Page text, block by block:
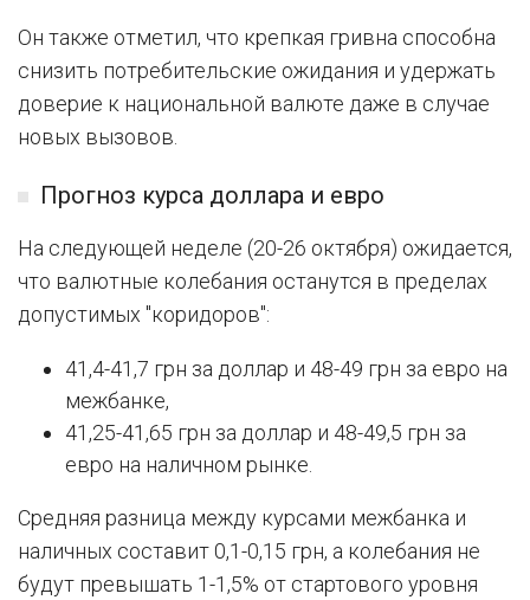
Он также отметил, что крепкая гривна способна
снизить потребительские ожидания и удержать
доверие к национальной валюте даже в случае
новых вызовов.
Прогноз курса доллара и евро
На следующей неделе (20-26 октября) ожидается,
что валютные колебания останутся в пределах
допустимых "коридоров":
41,4-41,7 грн за доллар и 48-49 грн за евро на
межбанке,
41,25-41,65 грн за доллар и 48-49,5 грн за
евро на наличном рынке.
Средняя разница между курсами межбанка и
наличных составит 0,1-0,15 грн, а колебания не
будут превышать 1-1,5% от стартового уровня